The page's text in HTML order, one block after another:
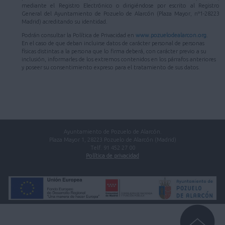
mediante el Registro Electrónico o dirigiéndose por escrito al Registro
General del Ayuntamiento de Pozuelo de Alarcón (Plaza Mayor, nº1-28223
Madrid) acreditando su identidad.
Podrán consultar la Política de Privacidad en www.pozuelodealarcon.org
En el caso de que deban incluirse datos de carácter personal de personas
físicas distintas a la persona que lo firma deberá, con carácter previo a su
inclusión, informarles de los extremos contenidos en los párrafos anteriores
y poseer su consentimiento expreso para el tratamiento de sus datos.
Ayuntamiento de Pozuelo de Alarcón.
Plaza Mayor 1, 28223 Pozuelo de Alarcón (Madrid)
Telf. 91 452 27 00
Política de privacidad